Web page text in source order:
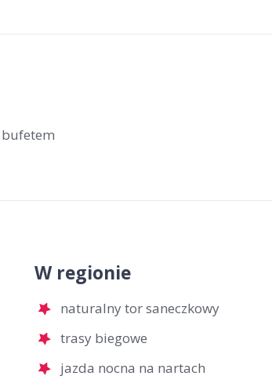
W regionie
naturalny tor saneczkowy
trasy biegowe
jazda nocna na nartach